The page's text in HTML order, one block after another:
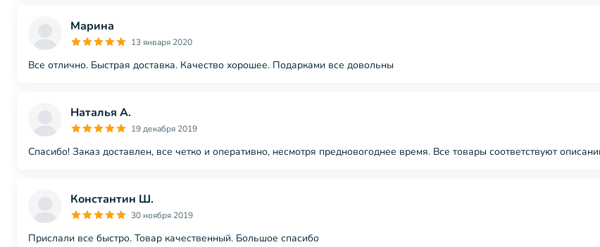
Марина
13 января 2020
Все отлично. Быстрая доставка. Качество хорошее. Подарками все довольны
Наталья А.
19 декабря 2019
Спасибо! Заказ доставлен, все четко и оперативно, несмотря предновогоднее время. Все товары соответствуют
Константин Ш.
30 ноября 2019
Прислали все быстро. Товар качественный. Большое спасибо